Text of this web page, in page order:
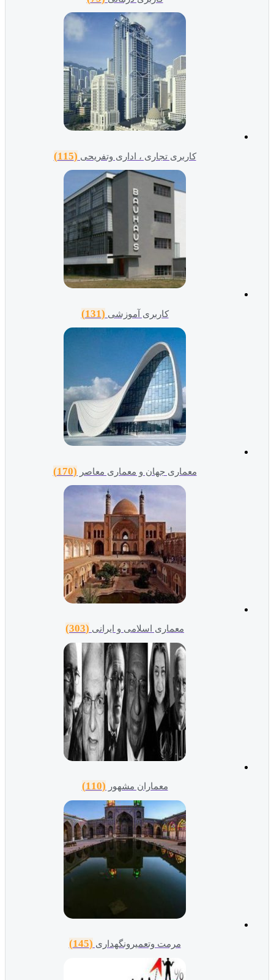
کاربری تجاری ، اداری وتفریحی (115)
کاربری آموزشی (131)
معماری جهان و معماری معاصر (170)
معماری اسلامی و ایرانی (303)
معماران مشهور (110)
مرمت وتعمیرونگهداری (145)